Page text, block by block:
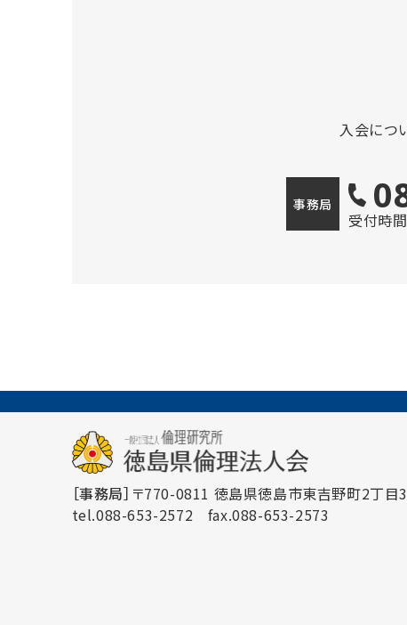
入会につ
事務局
受付時間
［事務局］ 〒770-0811 徳島県徳島市東吉野町2丁目
tel.088-653-2572 fax.088-653-2573